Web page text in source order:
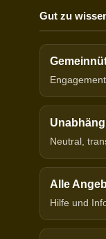
Gut zu
Neutral,
Alle
Hilfe und